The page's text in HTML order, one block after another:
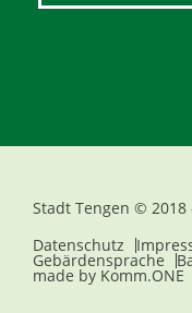
Stadt Tengen © 2018
Datenschutz
Gebärdensprache
made by Komm.ONE